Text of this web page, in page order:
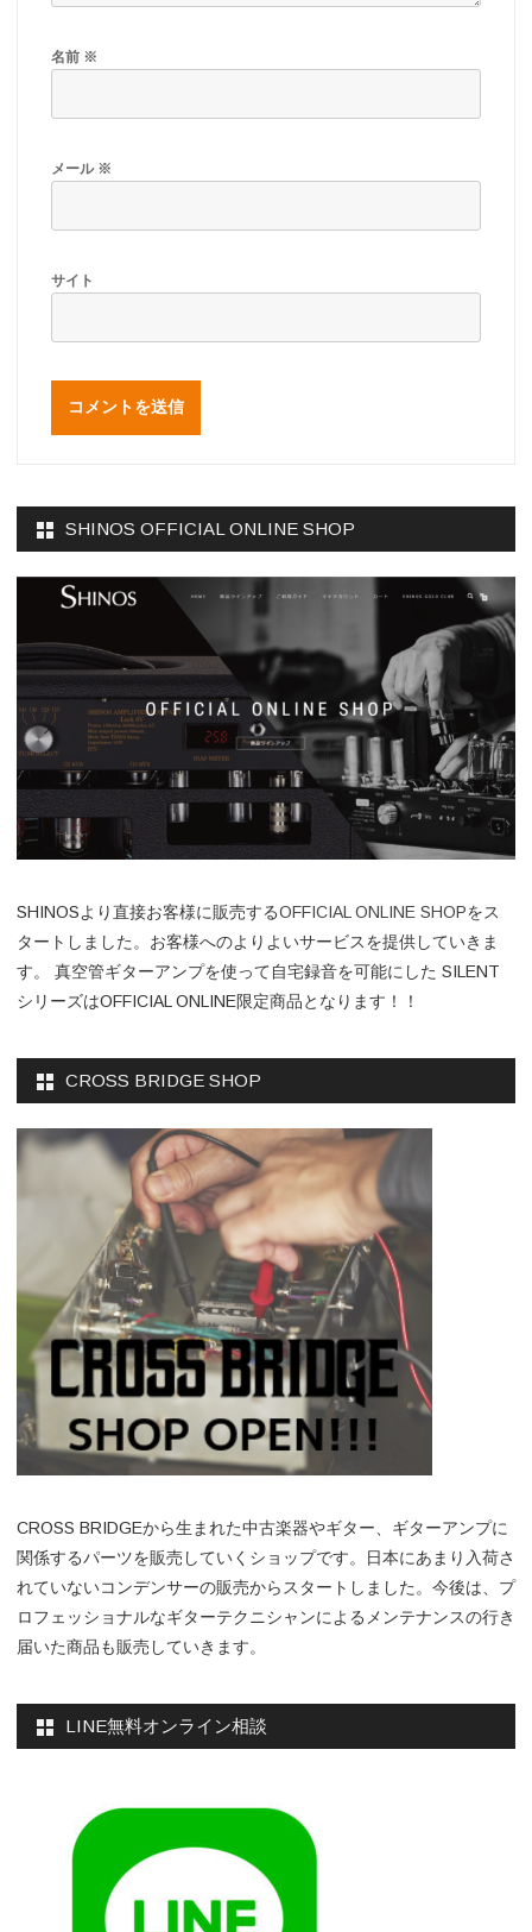
名前 ※
メール ※
サイト
SHINOS OFFICIAL ONLINE SHOP
SHINOSより直接お客様に販売するOFFICIAL ONLINE SHOPをス
タートしました。お客様へのよりよいサービスを提供していきま
す。 真空管ギターアンプを使って自宅録音を可能にした SILENT
シリーズはOFFICIAL ONLINE限定商品となります！！
CROSS BRIDGE SHOP
CROSS BRIDGEから生まれた中古楽器やギター、ギターアンプに
関係するパーツを販売していくショップです。日本にあまり入荷さ
れていないコンデンサーの販売からスタートしました。今後は、プ
ロフェッショナルなギターテクニシャンによるメンテナンスの行き
届いた商品も販売していきます。
LINE無料オンライン相談